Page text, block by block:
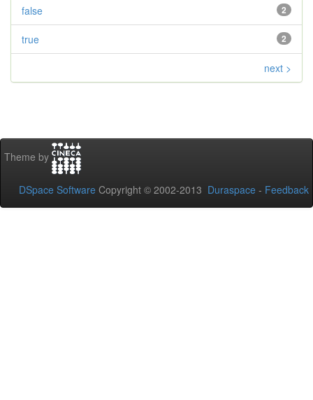
2
false
2
true
next >
Theme by
DSpace Software Copyright © 2002-2013 Duraspace - Feedback